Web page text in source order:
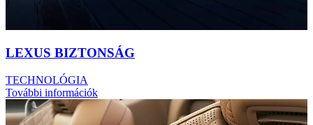
LEXUS BIZTONSÁG
TECHNOLÓGIA
További információk